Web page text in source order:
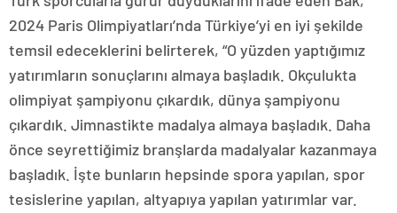
2024 Paris Olimpiyatları’nda Türkiye’yi en iyi şekilde
temsil edeceklerini belirterek, “O yüzden yaptığımız
yatırımların sonuçlarını almaya başladık. Okçulukta
olimpiyat şampiyonu çıkardık, dünya şampiyonu
çıkardık. Jimnastikte madalya almaya başladık. Daha
önce seyrettiğimiz branşlarda madalyalar kazanmaya
başladık. İşte bunların hepsinde spora yapılan, spor
tesislerine yapılan, altyapıya yapılan yatırımlar var.